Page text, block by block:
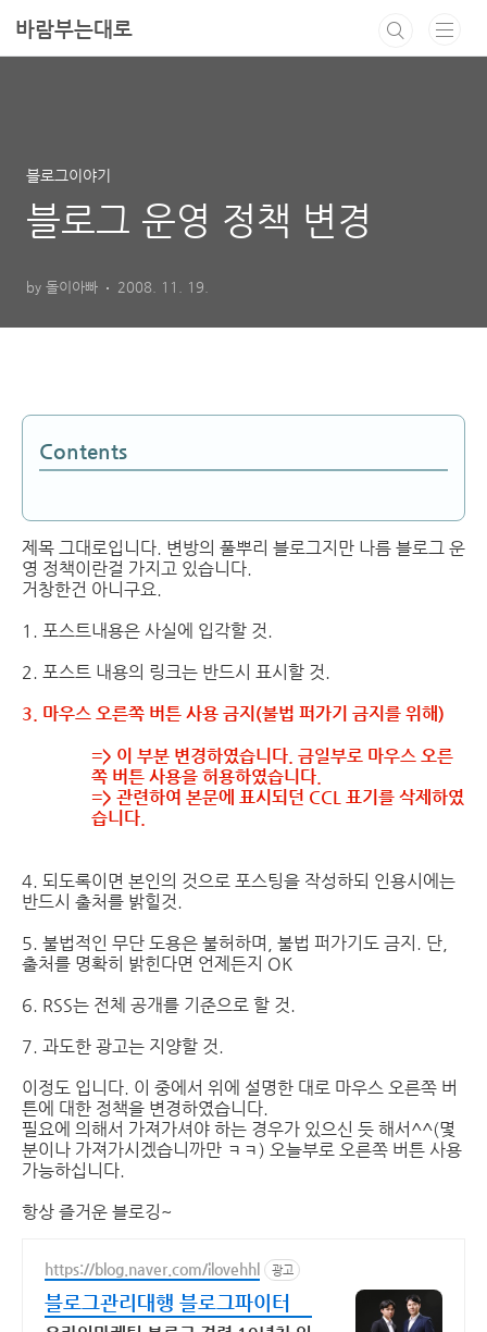
바람부는대로
블로그이야기
블로그 운영 정책 변경
by 돌이아빠 2008. 11. 19.
Contents
제목 그대로입니다. 변방의 풀뿌리 블로그지만 나름 블로그 운
영 정책이란걸 가지고 있습니다.
거창한건 아니구요.
1. 포스트내용은 사실에 입각할 것.
2. 포스트 내용의 링크는 반드시 표시할 것.
3. 마우스 오른쪽 버튼 사용 금지(불법 퍼가기 금지를 위해)
=> 이 부분 변경하였습니다. 금일부로 마우스 오른
쪽 버튼 사용을 허용하였습니다.
=> 관련하여 본문에 표시되던 CCL 표기를 삭제하였
습니다.
4. 되도록이면 본인의 것으로 포스팅을 작성하되 인용시에는
반드시 출처를 밝힐것.
5. 불법적인 무단 도용은 불허하며, 불법 퍼가기도 금지. 단,
출처를 명확히 밝힌다면 언제든지 OK
6. RSS는 전체 공개를 기준으로 할 것.
7. 과도한 광고는 지양할 것.
이정도 입니다. 이 중에서 위에 설명한 대로 마우스 오른쪽 버
튼에 대한 정책을 변경하였습니다.
필요에 의해서 가져가셔야 하는 경우가 있으신 듯 해서^^(몇
분이나 가져가시겠습니까만 ㅋㅋ) 오늘부로 오른쪽 버튼 사용
가능하십니다.
항상 즐거운 블로깅~
https://blog.naver.com/ilovehhl 광고
블로그관리대행 블로그파이터